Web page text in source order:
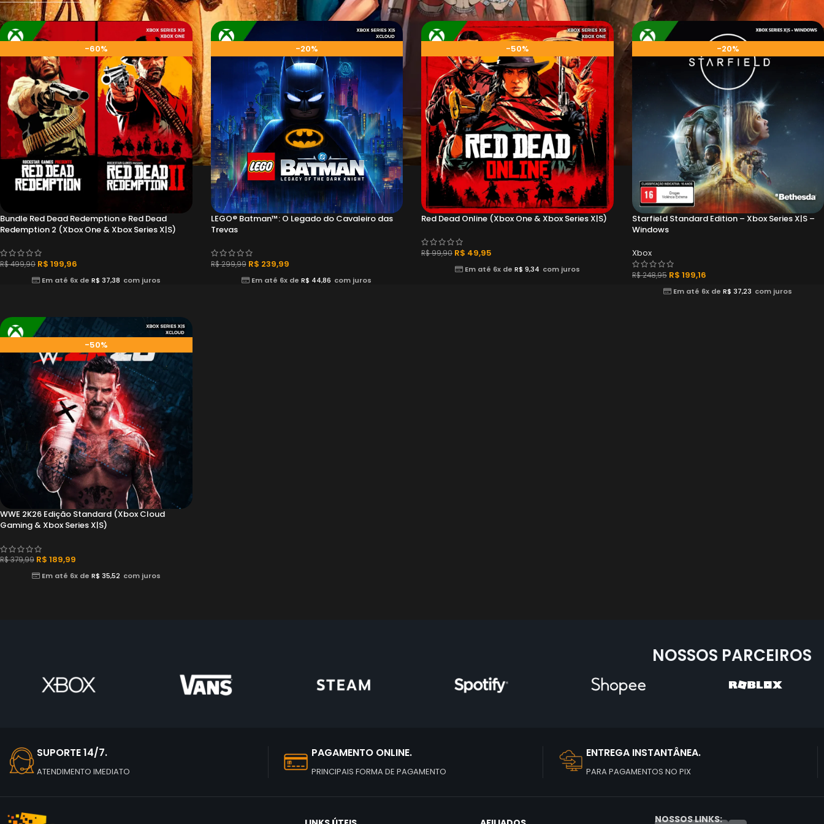
-60%
Bundle Red Dead Redemption e Red Dead
Redemption 2 (Xbox One & Xbox Series X|S)
R$499,90 R$ 199,96
Em até 6x de R$ 37,38 com juros
-20%
LEGO® Batman™: O Legado do Cavaleiro das
Trevas
R$299,99 R$ 239,99
Em até 6x deR$ 44,86 com juros
-50%
Red Dead Online (Xbox One & Xbox Series X|S)
R$99,90 R$ 49,95
Em até 6x de R$ 9,34 com juros
-20%
Starfield Standard Edition – Xbox Series X|S –
Windows
Xbox
R$248,95 R$ 199,16
Em até 6x deR$ 37,23 com juros
-50%
WWE 2K26 Edição Standard (Xbox Cloud
Gaming & Xbox Series X|S)
R$379,99 R$ 189,99
Em até 6x de R$ 35,52 com juros
NOSSOS PARCEIROS
SUPORTE 14/7.
ATENDIMENTO IMEDIATO
PAGAMENTO ONLINE.
PRINCIPAIS FORMA DE PAGAMENTO
ENTREGA INSTANTÂNEA.
PARA PAGAMENTOS NO PIX
NOSSOS LINKS: